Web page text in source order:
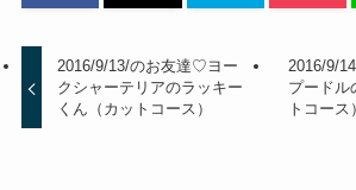
2016/9/13/のお友達♡ヨー
クシャーテリアのラッキー
くん（カットコース）
2016/9/
プードル
トコース）